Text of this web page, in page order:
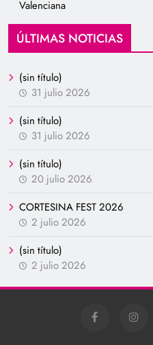
Valenciana
ÚLTIMAS NOTICIAS
(sin título)
31 julio 2026
(sin título)
31 julio 2026
(sin título)
20 julio 2026
CORTESINA FEST 2026
2 julio 2026
(sin título)
2 julio 2026